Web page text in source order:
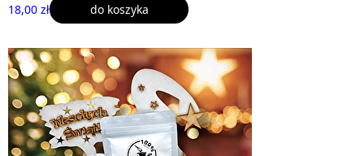
18,00 zł do koszyka